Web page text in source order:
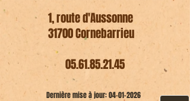
1, route d'Aussonne
31700 Cornebarrieu
05.61.85.21.45
Dernière mise à jour:04-01-2026